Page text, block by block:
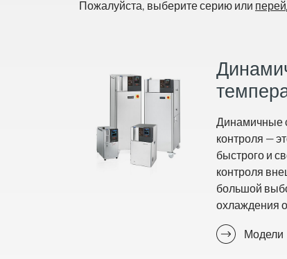
Пожалуйста, выберите серию или
Динамичные
контроля —
быстрого и
контроля
большой
охлаждения
Модели